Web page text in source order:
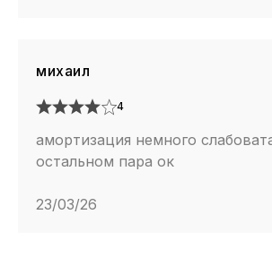
михаил
4
амортизация немного
остальном пара ок
23/03/26